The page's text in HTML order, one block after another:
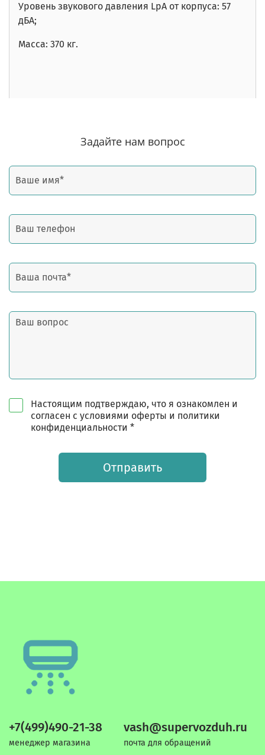
Уровень звукового давления LpA от корпуса: 57
дБА;
Масса: 370 кг.
Задайте нам вопрос
Настоящим подтверждаю, что я ознакомлен и
согласен с условиями оферты и политики
конфиденциальности *
Отправить
+7(499)490-21-38
менеджер магазина
vash@supervozduh.ru
почта для обращений